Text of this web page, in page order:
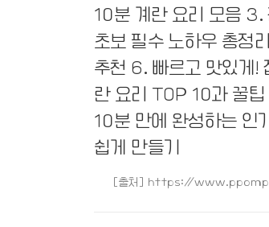
10분 계란 요리 모음
초보 필수 노하우 총정
추천 6. 빠르고 맛있게!
란 요리 TOP 10과 꿀
10분 만에 완성하는 인
쉽게 만들기
[출처] https://